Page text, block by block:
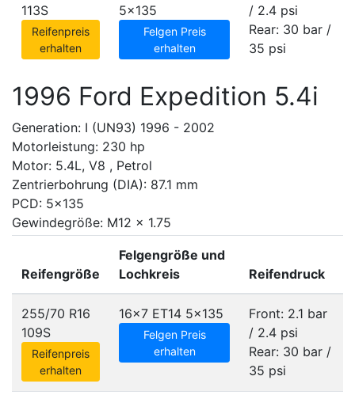
113S
Reifenpreis
erhalten
5x135
Felgen Preis
erhalten
/ 2.4 psi
Rear: 30 bar /
35 psi
1996 Ford Expedition 5.4i
Generation: I (UN93) 1996 - 2002
Motorleistung: 230 hp
Motor: 5.4L, V8 , Petrol
Zentrierbohrung (DIA): 87.1 mm
PCD: 5x135
Gewindegröße: M12 x 1.75
Reifengröße
Felgengröße und
Lochkreis
Reifendruck
255/70 R16
109S
Reifenpreis
erhalten
16x7 ET14 5x135
Felgen Preis
erhalten
Front: 2.1 bar
/ 2.4 psi
Rear: 30 bar /
35 psi